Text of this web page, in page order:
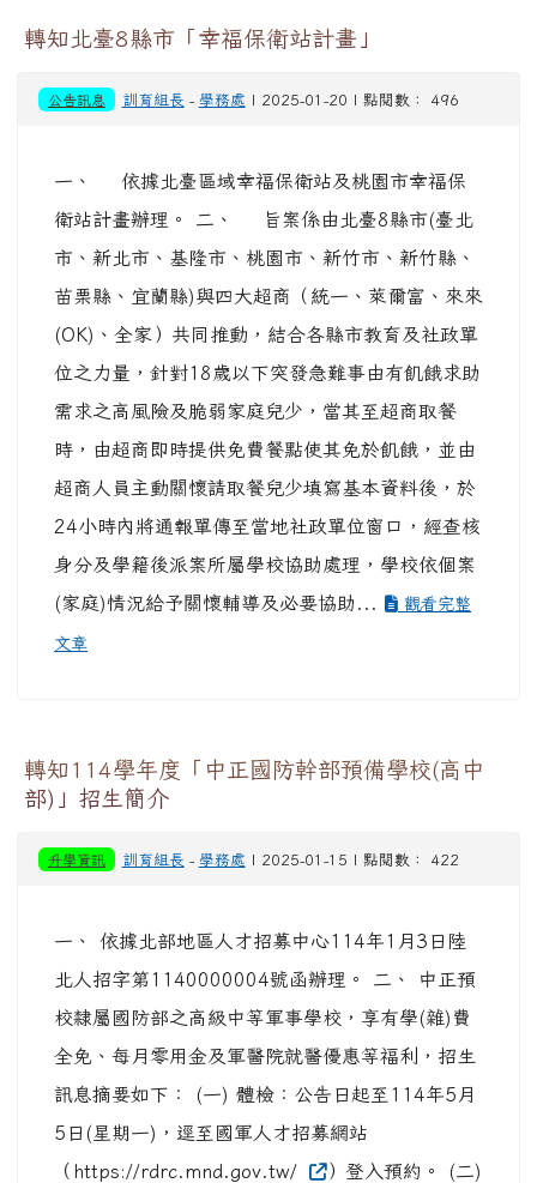
轉知北臺8縣市「幸福保衛站計畫」
公告訊息 訓育組長 - 學務處 | 2025-01-20 | 點閱數： 496
一、 依據北臺區域幸福保衛站及桃園市幸福保
衛站計畫辦理。 二、 旨案係由北臺8縣市(臺北
市、新北市、基隆市、桃園市、新竹市、新竹縣、
苗栗縣、宜蘭縣)與四大超商（統一、萊爾富、來來
(OK)、全家）共同推動，結合各縣市教育及社政單
位之力量，針對18歲以下突發急難事由有飢餓求助
需求之高風險及脆弱家庭兒少，當其至超商取餐
時，由超商即時提供免費餐點使其免於飢餓，並由
超商人員主動關懷請取餐兒少填寫基本資料後，於
24小時內將通報單傳至當地社政單位窗口，經查核
身分及學籍後派案所屬學校協助處理，學校依個案
(家庭)情況給予關懷輔導及必要協助...
觀看完整
文章
轉知114學年度「中正國防幹部預備學校(高中
部)」招生簡介
升學資訊 訓育組長 - 學務處 | 2025-01-15 | 點閱數： 422
一、 依據北部地區人才招募中心114年1月3日陸
北人招字第1140000004號函辦理。 二、 中正預
校隸屬國防部之高級中等軍事學校，享有學(雜)費
全免、每月零用金及軍醫院就醫優惠等福利，招生
訊息摘要如下： (一) 體檢：公告日起至114年5月
5日(星期一)，逕至國軍人才招募網站
（https://rdrc.mnd.gov.tw/
）登入預約。 (二)